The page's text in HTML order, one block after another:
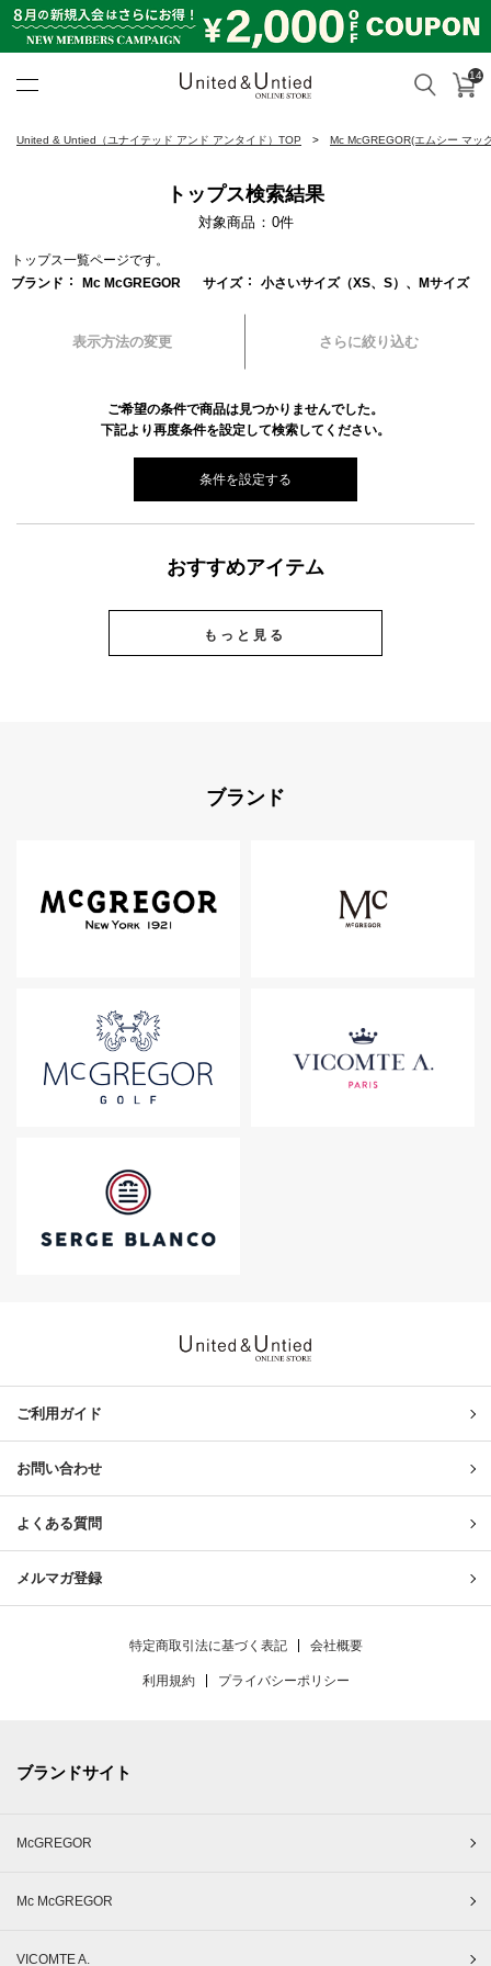
検索 カ
14
United & Untied（ユナイテッド アンド アンタイド）TOP Mc McGREGOR(エムシー マッ
トップス検索結果
対象商品 0件
トップス一覧ページです。
ブランド
Mc McGREGOR サイズ 小さいサイズ（XS、S）、Mサイズ
表示方法の変更 さらに絞り込む
ご希望の条件で商品は見つかりませんでした。
下記より再度条件を設定して検索してください。
条件を設定する
おすすめアイテム
もっと見る
ブランド
ご利用ガイド
お問い合わせ
よくある質問
メルマガ登録
特定商取引法に基づく表記 会社概要
利用規約 プライバシーポリシー
ブランドサイト
McGREGOR
Mc McGREGOR
VICOMTE A.